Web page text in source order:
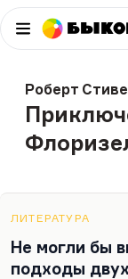
Роберт
ЛИТЕРАТУРА
Не могли бы
подходы